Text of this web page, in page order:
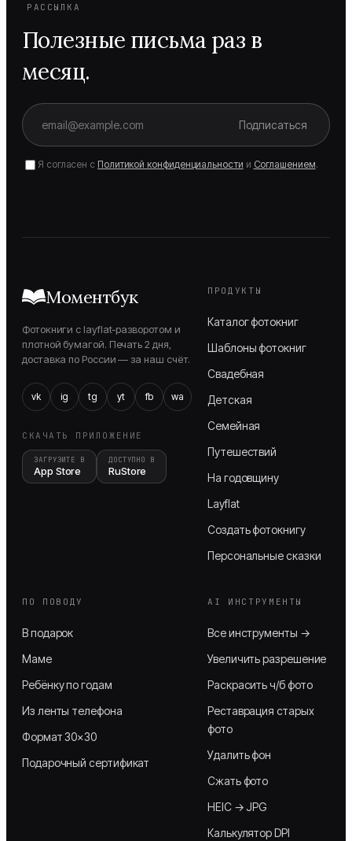
РАССЫЛКА
Полезные письма раз в
месяц.
Подписаться
Я согласен с Политикой конфиденциальности и Соглашением.
Моментбук
Фотокниги с layflat-разворотом и
плотной бумагой. Печать 2 дня,
доставка по России — за наш счёт.
vk ig tg yt fb wa
СКАЧАТЬ ПРИЛОЖЕНИЕ
ЗАГРУЗИТЕ В
App Store
ДОСТУПНО В
RuStore
ПРОДУКТЫ
Каталог фотокниг
Шаблоны фотокниг
Свадебная
Детская
Семейная
Путешествий
На годовщину
Layflat
Создать фотокнигу
Персональные сказки
ПО ПОВОДУ
В подарок
Маме
Ребёнку по годам
Из ленты телефона
Формат 30×30
Подарочный сертификат
AI ИНСТРУМЕНТЫ
Все инструменты →
Увеличить разрешение
Раскрасить ч/б фото
Реставрация старых
фото
Удалить фон
Сжать фото
HEIC → JPG
Калькулятор DPI